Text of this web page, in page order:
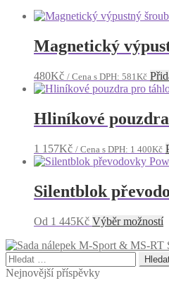
Magnetický
480Kč / Cena s DPH: 581Kč
Hliníkové
1 157Kč / Cena s DPH: 1 400Kč
Silentblok
Od 1 445Kč Výběr možností
Vyhledávání
Nejnovější příspěvky